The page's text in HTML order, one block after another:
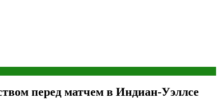
перед матчем в Индиан‑Уэллсе